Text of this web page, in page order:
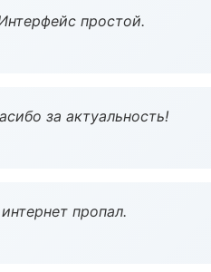
простой.
за актуальность!
пропал.